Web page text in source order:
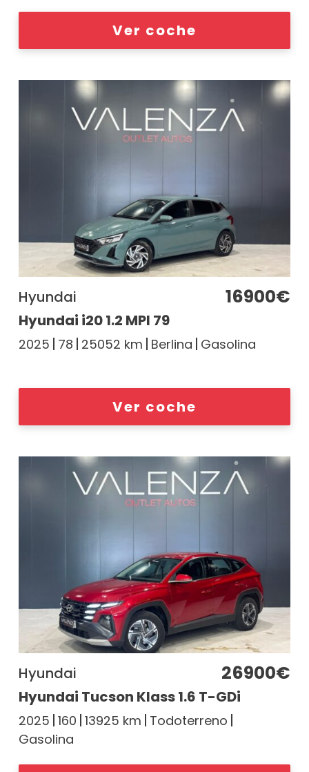
Ver coche
Hyundai 16900€
Hyundai i20 1.2 MPI 79
2025 78 25052 km Berlina Gasolina
Ver coche
Hyundai 26900€
Hyundai Tucson Klass 1.6 T-GDi
2025 160 13925 km Todoterreno
Gasolina